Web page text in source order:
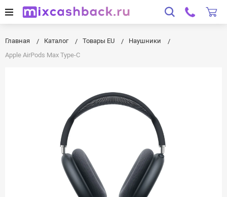
Главная Каталог Товары EU
Наушники
Apple AirPods Max Type-C